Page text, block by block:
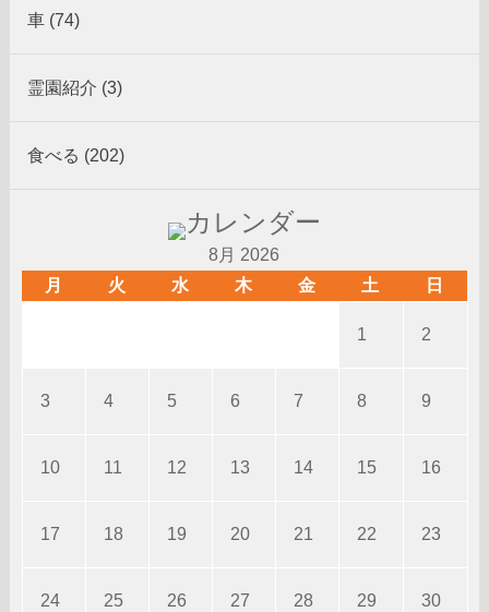
車 (74)
霊園紹介 (3)
食べる (202)
8月 2026
月
火 水 木 金 土 日
1 2
3 4 5 6 7 8 9
10 11 12 13 14 15 16
17 18 19 20 21 22 23
24 25 26 27 28 29 30